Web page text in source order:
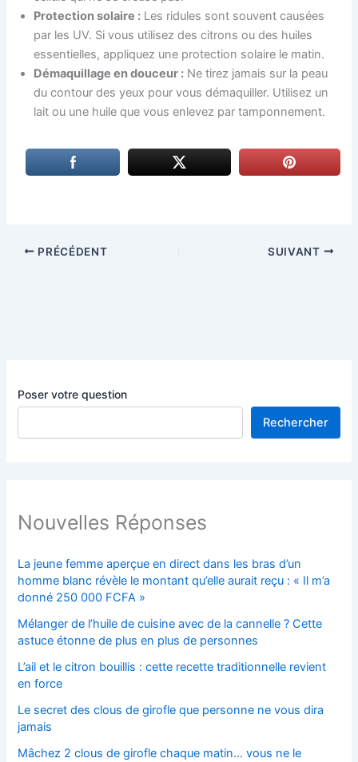
Poser votre question
Rechercher
Nouvelles Réponses
La jeune femme aperçue en direct dans les bras d’un
homme blanc révèle le montant qu’elle aurait reçu : « Il m’a
donné 250 000 FCFA »
Mélanger de l’huile de cuisine avec de la cannelle ? Cette
astuce étonne de plus en plus de personnes
L’ail et le citron bouillis : cette recette traditionnelle revient
en force
Le secret des clous de girofle que personne ne vous dira
jamais
Mâchez 2 clous de girofle chaque matin… vous ne le
Protection solaire : Les ridules sont souvent causées
par les UV. Si vous utilisez des citrons ou des huiles
essentielles, appliquez une protection solaire le matin.
Démaquillage en douceur : Ne tirez jamais sur la peau
du contour des yeux pour vous démaquiller. Utilisez un
lait ou une huile que vous enlevez par tamponnement.
PRÉCÉDENT SUIVANT